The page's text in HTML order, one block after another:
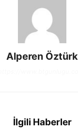
Alperen Öztürk
İlgili Haberler